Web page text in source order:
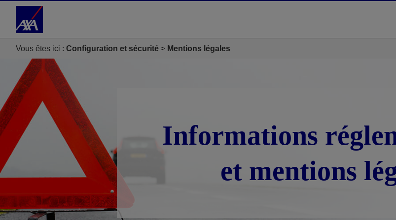
Accéder au Contenu
Vous êtes ici : Configuration et sécurité Mentions légales
Informations
et mentions